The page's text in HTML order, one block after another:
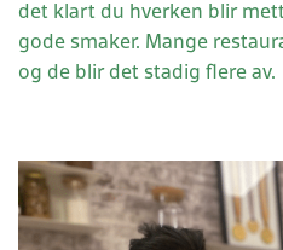
det klart du hverken blir
gode smaker. Mange
og de blir det stadig flere av.